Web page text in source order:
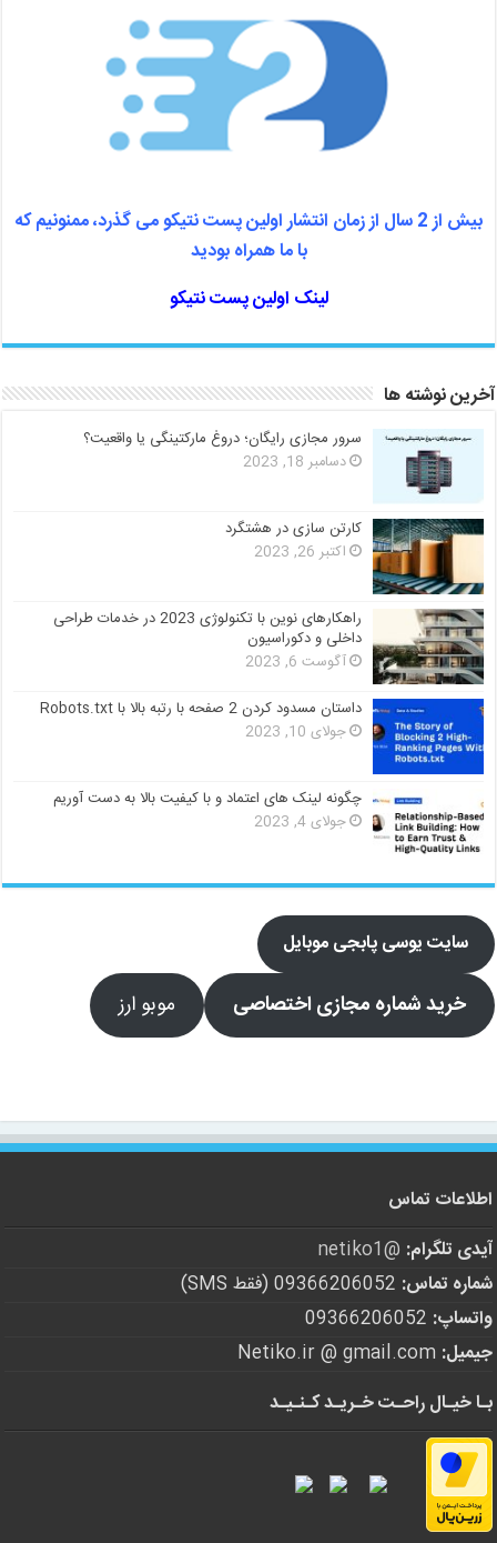
بیش از 2 سال از زمان انتشار اولین پست نتیکو می گذرد، ممنونیم که
با ما همراه بودید
لینک اولین پست نتیکو
آخرین نوشته ها
سرور مجازی رایگان؛ دروغ مارکتینگی یا واقعیت؟
دسامبر 18, 2023
کارتن سازی در هشتگرد
اکتبر 26, 2023
راهکارهای نوین با تکنولوژی 2023 در خدمات طراحی
داخلی و دکوراسیون
آگوست 6, 2023
داستان مسدود کردن 2 صفحه با رتبه بالا با Robots.txt
جولای 10, 2023
چگونه لینک های اعتماد و با کیفیت بالا به دست آوریم
جولای 4, 2023
سایت یوسی پابجی موبایل
خرید شماره مجازی اختصاصی موبو ارز
اطلاعات تماس
آیدی تلگرام: @netiko1
شماره تماس:
واتساپ:
جیمیل:
بـا خیـال راحـت خـریـد کـنـیـد